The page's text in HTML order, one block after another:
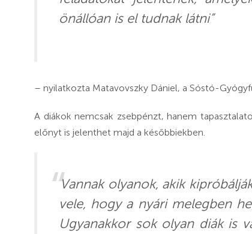
önállóan is el tudnak látni”
– nyilatkozta Matavovszky Dániel, a Sóstó-
A diákok nemcsak zsebpénzt, hanem
előnyt is jelenthet majd a későbbiekben.
Vannak olyanok, akik
vele, hogy a nyári melegben
Ugyanakkor sok olyan diák is